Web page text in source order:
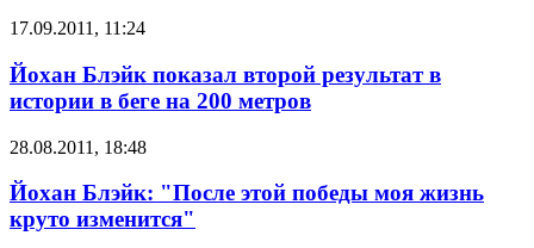
17.09.2011, 11:24
Йохан Блэйк показал второй результат в
истории в беге на 200 метров
28.08.2011, 18:48
Йохан Блэйк: "После этой победы моя жизнь
круто изменится"